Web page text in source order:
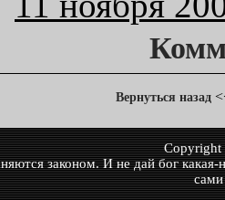
Вернуться назад
законом. И не дай бог какая-
сами